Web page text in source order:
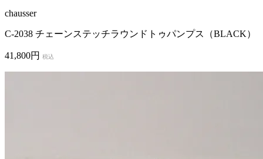
chausser
C-2038 チェーンステッチラウンドトゥパンプス（BLACK）
41,800円 税込